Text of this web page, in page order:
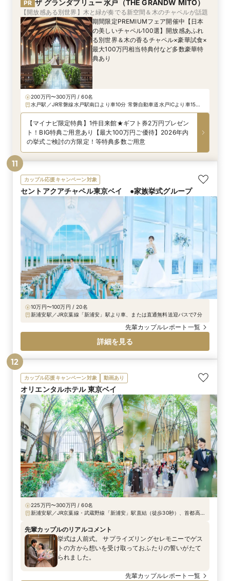
や笑顔溢れる時間になりました
PR ザ グランダブリュー 水戸（THE GRANDW MITO）
【開放感ある別世界】木と緑が奏でる新空間＆木のチャペルが話題
期間限定PREMIUMフェア開催中【日本
の美しいチャペル100選】開放感あふれ
る別世界＆木の香るチャペル×豪華試食×
最大100万円相当特典付など多数豪華特
典あり
200万円〜300万円 / 60名
水戸駅／JR常磐線水戸駅南口より車10分 常磐自動車道水戸ICより車15分
北関東自動車道茨城町東ICより車10分
【マイナビ限定特典】1件目来館★ギフト券2万円プレゼン
ト！BIG特典ご用意あり【最大100万円ご優待】2026年内
の挙式ご検討の方限定！等特典多数ご用意
カップル応援キャンペーン対象
セントアクアチャペル東京ベイ ●家族挙式グループ
10万円〜100万円 / 20名
新浦安駅／JR京葉線「新浦安」駅より車、または直通無料送迎バスで7分
先輩カップルレポート一覧
詳細を見る
11
カップル応援キャンペーン対象 動画あり
オリエンタルホテル 東京ベイ
225万円〜300万円 / 60名
新浦安駅／JR京葉線・武蔵野線「新浦安」駅直結（徒歩30秒）、首都高速
り車で約15分
先輩カップルのリアルコメント
挙式は人前式。 サプライズリングセレモニーでゲス
トの方から想いを受け取っておふたりの誓いがたて
られました。
先輩カップルレポート一覧
12